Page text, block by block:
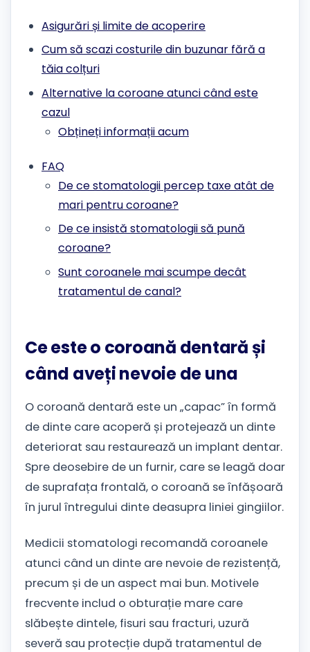
Asigurări și limite de acoperire
Cum să scazi costurile din buzunar fără a
tăia colțuri
Alternative la coroane atunci când este
cazul
Obțineți informații acum
FAQ
De ce stomatologii percep taxe atât de
mari pentru coroane?
De ce insistă stomatologii să pună
coroane?
Sunt coroanele mai scumpe decât
tratamentul de canal?
Ce este o coroană dentară și
când aveți nevoie de una
O coroană dentară este un „capac” în formă
de dinte care acoperă și protejează un dinte
deteriorat sau restaurează un implant dentar.
Spre deosebire de un furnir, care se leagă doar
de suprafața frontală, o coroană se înfășoară
în jurul întregului dinte deasupra liniei gingiilor.
Medicii stomatologi recomandă coroanele
atunci când un dinte are nevoie de rezistență,
precum și de un aspect mai bun. Motivele
frecvente includ o obturație mare care
slăbește dintele, fisuri sau fracturi, uzură
severă sau protecție după tratamentul de